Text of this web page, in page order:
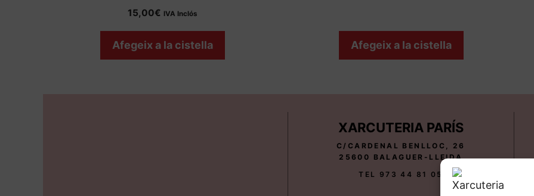
15,00€ IVA Inclós
Afegeix a la cistella Afegeix a la cistella
XARCUTERIA PARÍS
C/CARDENAL BENLLOC, 26
25600 BALAGUER-LLEIDA
TEL 973 44 81 05